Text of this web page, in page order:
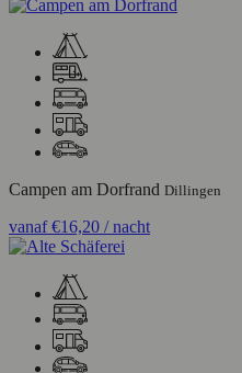
Campen am Dorfrand Dillingen
vanaf€16,20 / nacht